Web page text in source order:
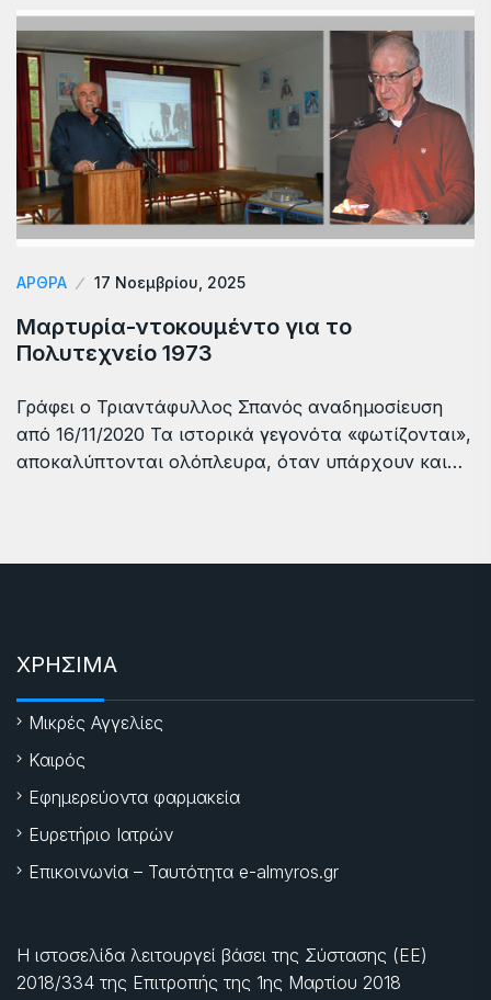
ΆΡΘΡΑ 17 Νοεμβρίου, 2025
Μαρτυρία-ντοκουμέντο για το
Πολυτεχνείο 1973
Γράφει ο Τριαντάφυλλος Σπανός αναδημοσίευση
από 16/11/2020 Τα ιστορικά γεγονότα «φωτίζονται»,
αποκαλύπτονται ολόπλευρα, όταν υπάρχουν και…
ΧΡΗΣΙΜΑ
Μικρές Αγγελίες
Καιρός
Εφημερεύοντα φαρμακεία
Ευρετήριο Ιατρών
Επικοινωνία – Ταυτότητα e-almyros.gr
Η ιστοσελίδα λειτουργεί βάσει της Σύστασης (ΕΕ)
2018/334 της Επιτροπής της 1ης Μαρτίου 2018